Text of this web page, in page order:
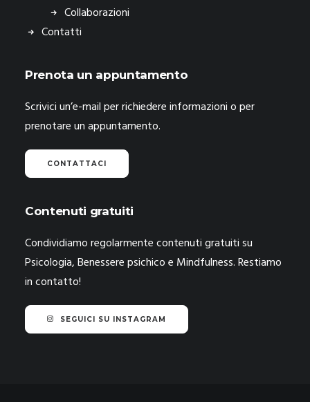
Collaborazioni
Contatti
Prenota un appuntamento
Scrivici un’e-mail per richiedere informazioni o per
prenotare un appuntamento.
CONTATTACI
Contenuti gratuiti
Condividiamo regolarmente contenuti gratuiti su
Psicologia, Benessere psichico e Mindfulness. Restiamo
in contatto!
SEGUICI SU INSTAGRAM